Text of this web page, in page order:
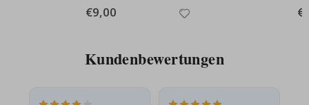
Special
Price
€9,00
Kundenbewertungen